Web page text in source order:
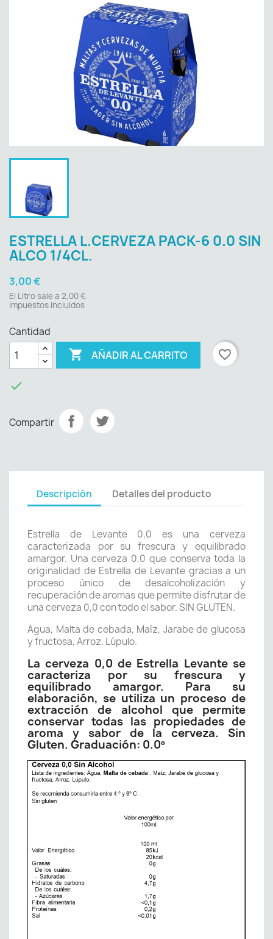
ESTRELLA L.CERVEZA PACK-6 0.0 SIN
ALCO 1/4CL.
3,00 €
El Litro sale a 2,00 €
Impuestos incluidos
Cantidad
 AÑADIR AL CARRITO favorite_border

Compartir
Descripción Detalles del producto
Estrella de Levante 0,0 es una cerveza
caracterizada por su frescura y equilibrado
amargor. Una cerveza 0,0 que conserva toda la
originalidad de Estrella de Levante gracias a un
proceso único de desalcoholización y
recuperación de aromas que permite disfrutar de
una cerveza 0,0 con todo el sabor. SIN GLUTEN.
Agua, Malta de cebada, Maíz, Jarabe de glucosa
y fructosa, Arroz, Lúpulo.
La cerveza 0,0 de Estrella Levante se
caracteriza por su frescura y
equilibrado amargor. Para su
elaboración, se utiliza un proceso de
extracción de alcohol que permite
conservar todas las propiedades de
aroma y sabor de la cerveza. Sin
Gluten. Graduación: 0.0º